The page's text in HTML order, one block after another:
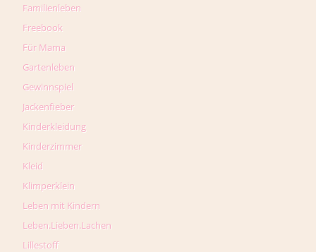
Familienleben
Freebook
Für Mama
Gartenleben
Gewinnspiel
Jackenfieber
Kinderkleidung
Kinderzimmer
Kleid
Klimperklein
Leben mit Kindern
Leben.Lieben.Lachen
Lillestoff